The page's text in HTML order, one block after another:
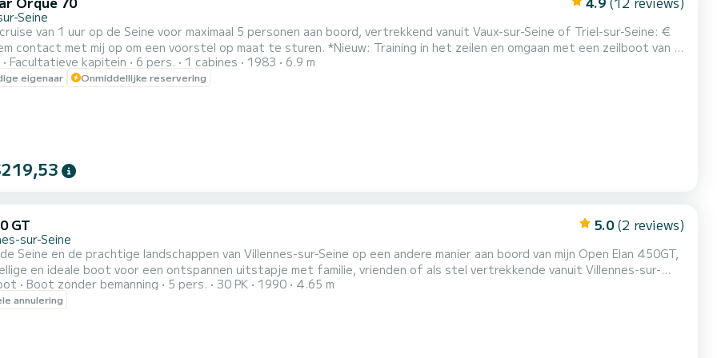
Seine
van 1 uur op de Seine voor maximaal 5 personen aan boord, vertrekkend vanuit Vaux-sur-Seine of Triel-sur-Seine: €
met mij op om een voorstel op maat te sturen. *Nieuw: Training in het zeilen en omgaan met een zeilboot van 7
in de haven) etc: 120€/uur Neem contact met mij op om een voorstel op maat te sturen. Zeilboot
Facultatieve kapitein 6 pers. 1 cabines 1983 6.9 m
eigenaar Onmiddellijke reservering
GT 5.0 (2 reviews)
sur-Seine
Seine en de prachtige landschappen van Villennes-sur-Seine op een andere manier aan boord van mijn Open Elan 450GT,
en ideale boot voor een ontspannen uitstapje met familie, vrienden of als stel vertrekkende vanuit Villennes-sur-
Boot zonder bemanning 5 pers. 30 PK 1990 4.65 m
annulering